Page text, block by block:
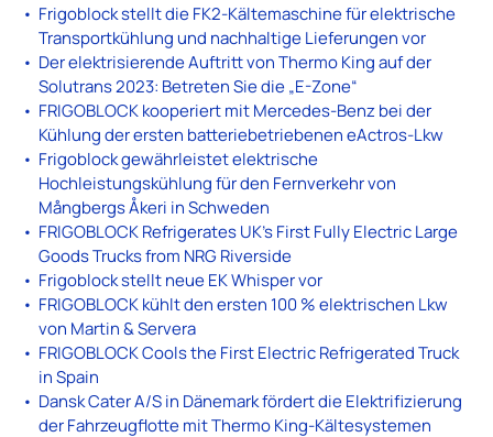
Frigoblock stellt die FK2-Kältemaschine für elektrische
Transportkühlung und nachhaltige Lieferungen vor
Der elektrisierende Auftritt von Thermo King auf der
Solutrans 2023: Betreten Sie die „E-Zone“
FRIGOBLOCK kooperiert mit Mercedes-Benz bei der
Kühlung der ersten batteriebetriebenen eActros-Lkw
Frigoblock gewährleistet elektrische
Hochleistungskühlung für den Fernverkehr von
Mångbergs Åkeri in Schweden
FRIGOBLOCK Refrigerates UK’s First Fully Electric Large
Goods Trucks from NRG Riverside
Frigoblock stellt neue EK Whisper vor
FRIGOBLOCK kühlt den ersten 100 % elektrischen Lkw
von Martin & Servera
FRIGOBLOCK Cools the First Electric Refrigerated Truck
in Spain
Dansk Cater A/S in Dänemark fördert die Elektrifizierung
der Fahrzeugflotte mit Thermo King-Kältesystemen